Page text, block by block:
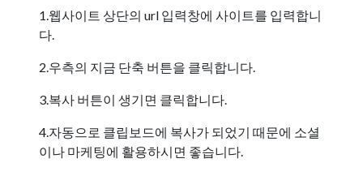
1.웹사이트 상단의 url 입력창에 사이트를 입력합니
다.
2.우측의 지금 단축 버튼을 클릭합니다.
3.복사 버튼이 생기면 클릭합니다.
4.자동으로 클립보드에 복사가 되었기 때문에 소셜
이나 마케팅에 활용하시면 좋습니다.